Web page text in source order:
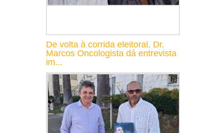
De volta à corrida eleitoral, Dr.
Marcos Oncologista dá entrevista
im...